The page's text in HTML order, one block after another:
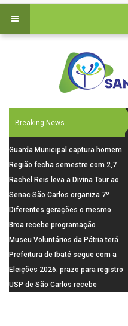
Breaking News
Guarda Municipal captura homem
procurado pela Justiça durante
patrulhamento em São Carlos
Região fecha semestre com 2,7
mil novosempregos e retoma
saldo positivo em junho
Rachel Reis leva a Divina Tour ao
interior de São Paulo com shows
inéditos em São Carlos e Jundiaí
Senac São Carlos organiza 7º
Fórum Internacional Senac de
Educadores com debates sobre
pensamento crítico, leitura e
diversidade
Diferentes gerações o mesmo
amor: pais do Saae contam como
a paternidade transformou suas
histórias
Broa recebe programação
esportiva com corrida, vela e
demonstração de paramotor
Museu Voluntários da Pátria terá
horário especial nesta segunda-
feira (10)
Prefeitura de Ibaté segue com a
Campanha do Agasalho segue
durante o mês de agosto
Eleições 2026: prazo para registro
de candidaturas acaba em 15 de
USP de São Carlos recebe